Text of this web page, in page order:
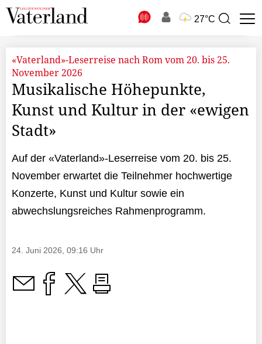
27°C
Suchbegriff
«Vaterland»-Leserreise nach Rom vom 20. bis 25.
November 2026
Musikalische Höhepunkte,
Kunst und Kultur in der «ewigen
Stadt»
Auf der «Vaterland»-Leserreise vom 20. bis 25.
November erwartet die Teilnehmer hochwertige
Konzerte, Kunst und Kultur sowie ein
abwechslungsreiches Rahmenprogramm.
24. Juni 2026, 09:16 Uhr